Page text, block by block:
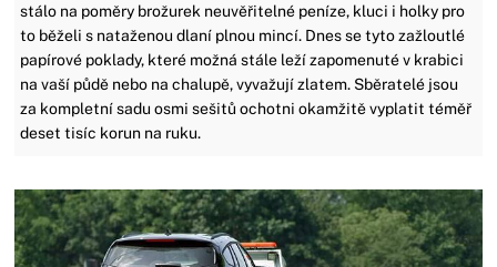
stálo na poměry brožurek neuvěřitelné peníze, kluci i holky pro
to běželi s nataženou dlaní plnou mincí. Dnes se tyto zažloutlé
papírové poklady, které možná stále leží zapomenuté v krabici
na vaší půdě nebo na chalupě, vyvažují zlatem. Sběratelé jsou
za kompletní sadu osmi sešitů ochotni okamžitě vyplatit téměř
deset tisíc korun na ruku.